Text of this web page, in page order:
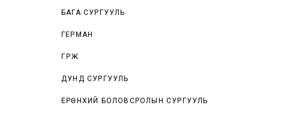
БАГА СУРГУУЛЬ
ГЕРМАН
ГҮРЖ
ДУНД СУРГУУЛЬ
ЕРӨНХИЙ БОЛОВСРОЛЫН СУРГУУЛЬ